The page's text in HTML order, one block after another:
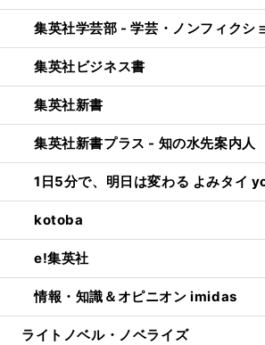
集英社学芸部 - 学芸・ノンフィクシ
集英社ビジネス書
集英社新書
集英社新書プラス - 知の水先案内人
1日5分で、明日は変わる よみタイ
kotoba
e!集英社
情報・知識＆オピニオン imidas
ライトノベル・ノベライズ